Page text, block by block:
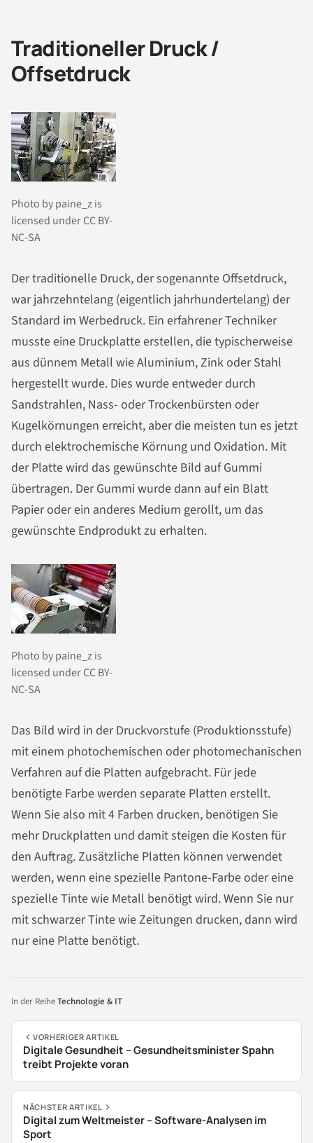
Traditioneller Druck /
Offsetdruck
Photo by paine_z is
licensed under CC BY-
NC-SA
Der traditionelle Druck, der sogenannte Offsetdruck,
war jahrzehntelang (eigentlich jahrhundertelang) der
Standard im Werbedruck. Ein erfahrener Techniker
musste eine Druckplatte erstellen, die typischerweise
aus dünnem Metall wie Aluminium, Zink oder Stahl
hergestellt wurde. Dies wurde entweder durch
Sandstrahlen, Nass- oder Trockenbürsten oder
Kugelkörnungen erreicht, aber die meisten tun es jetzt
durch elektrochemische Körnung und Oxidation. Mit
der Platte wird das gewünschte Bild auf Gummi
übertragen. Der Gummi wurde dann auf ein Blatt
Papier oder ein anderes Medium gerollt, um das
gewünschte Endprodukt zu erhalten.
Photo by paine_z is
licensed under CC BY-
NC-SA
Das Bild wird in der Druckvorstufe (Produktionsstufe)
mit einem photochemischen oder photomechanischen
Verfahren auf die Platten aufgebracht. Für jede
benötigte Farbe werden separate Platten erstellt.
Wenn Sie also mit 4 Farben drucken, benötigen Sie
mehr Druckplatten und damit steigen die Kosten für
den Auftrag. Zusätzliche Platten können verwendet
werden, wenn eine spezielle Pantone-Farbe oder eine
spezielle Tinte wie Metall benötigt wird. Wenn Sie nur
mit schwarzer Tinte wie Zeitungen drucken, dann wird
nur eine Platte benötigt.
In der ReiheTechnologie & IT
VORHERIGER ARTIKEL
Digitale Gesundheit – Gesundheitsminister Spahn
treibt Projekte voran
NÄCHSTER ARTIKEL
Digital zum Weltmeister – Software-Analysen im
Sport